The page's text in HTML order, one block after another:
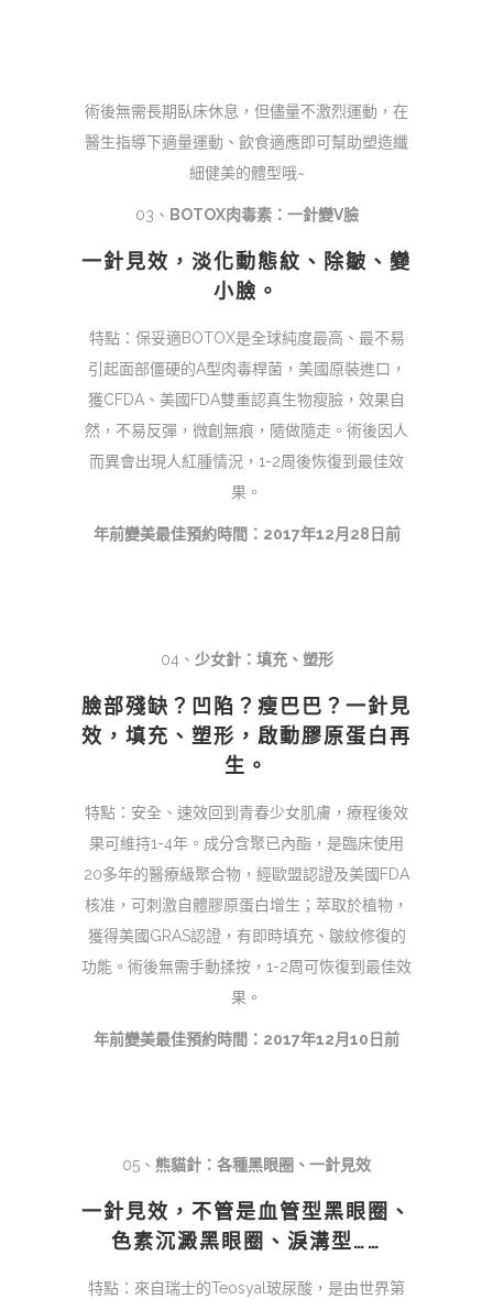
術後無需長期臥床休息，但儘量不激烈運動，在
醫生指導下適量運動、飲食適應即可幫助塑造纖
細健美的體型哦~
03、 BOTOX肉毒素：一針變V臉
一針見效，淡化動態紋、除皺、變
小臉。
特點：保妥適BOTOX是全球純度最高、最不易
引起面部僵硬的A型肉毒桿菌，美國原裝進口，
獲CFDA、美國FDA雙重認真生物瘦臉，效果自
然，不易反彈，微創無痕，隨做隨走。術後因人
而異會出現人紅腫情況，1-2周後恢復到最佳效
果。
年前變美最佳預約時間：2017年12月28日前
04、 少女針：填充、塑形
臉部殘缺？凹陷？瘦巴巴？一針見
效，填充、塑形，啟動膠原蛋白再
生。
特點：安全、速效回到青春少女肌膚，療程後效
果可維持1-4年。成分含聚已內酯，是臨床使用
20多年的醫療級聚合物，經歐盟認證及美國FDA
核准，可刺激自體膠原蛋白增生；萃取於植物，
獲得美國GRAS認證，有即時填充、皺紋修復的
功能。術後無需手動揉按，1-2周可恢復到最佳效
果。
年前變美最佳預約時間：2017年12月10日前
05、 熊貓針：各種黑眼圈、一針見效
一針見效，不管是血管型黑眼圈、
色素沉澱黑眼圈、淚溝型……
特點：來自瑞士的Teosyal玻尿酸，是由世界第